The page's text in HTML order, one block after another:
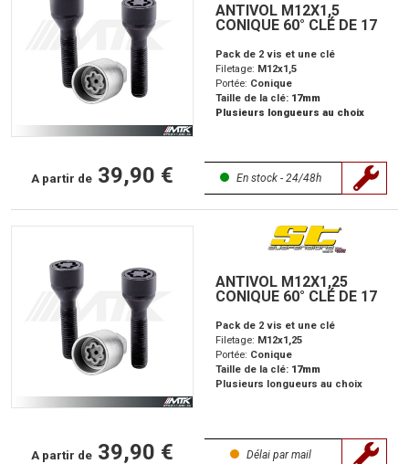
ANTIVOL M12X1,5
CONIQUE 60° CLÉ DE 17
Pack de 2 vis et une clé
Filetage: M12x1,5
Portée: Conique
Taille de la clé: 17mm
Plusieurs longueurs au choix
A partir de 39,90 € En stock - 24/48h
ANTIVOL M12X1,25
CONIQUE 60° CLÉ DE 17
Pack de 2 vis et une clé
Filetage: M12x1,25
Portée: Conique
Taille de la clé: 17mm
Plusieurs longueurs au choix
A partir de 39,90 € Délai par mail